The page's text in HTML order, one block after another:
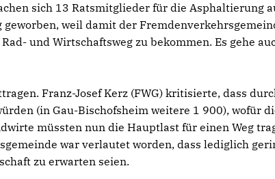
sich 13 Ratsmitglieder für die Asphaltierung
weil damit der
und Wirtschaftsweg zu bekommen. Es gehe
Franz-Josef Kerz (FWG) kritisierte, dass
(in Gau-Bischofsheim weitere 1 900), wofür
müssten nun die Hauptlast für einen Weg
war verlautet worden, dass lediglich
zu erwarten seien.